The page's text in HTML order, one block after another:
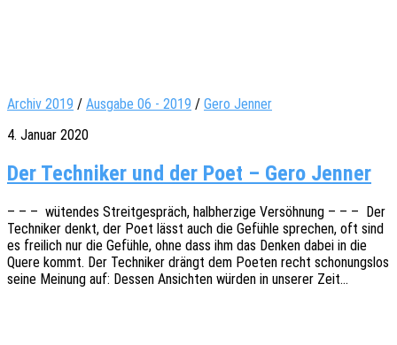
Archiv 2019 / Ausgabe 06 - 2019 / Gero Jenner
4. Januar 2020
Der Techniker und der Poet – Gero Jenner
– – – wüten­des Streit­ge­spräch, halb­her­zi­ge Versöh­nung – – – Der
Tech­ni­ker denkt, der Poet lässt auch die Gefüh­le spre­chen, oft sind
es frei­lich nur die Gefüh­le, ohne dass ihm das Denken dabei in die
Quere kommt. Der Tech­ni­ker drängt dem Poeten recht scho­nungs­los
seine Meinung auf: Dessen Ansich­ten würden in unse­rer Zeit…